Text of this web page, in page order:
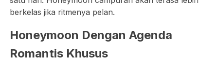
berkelas jika ritmenya pelan.
Honeymoon Dengan Agenda
Romantis Khusus